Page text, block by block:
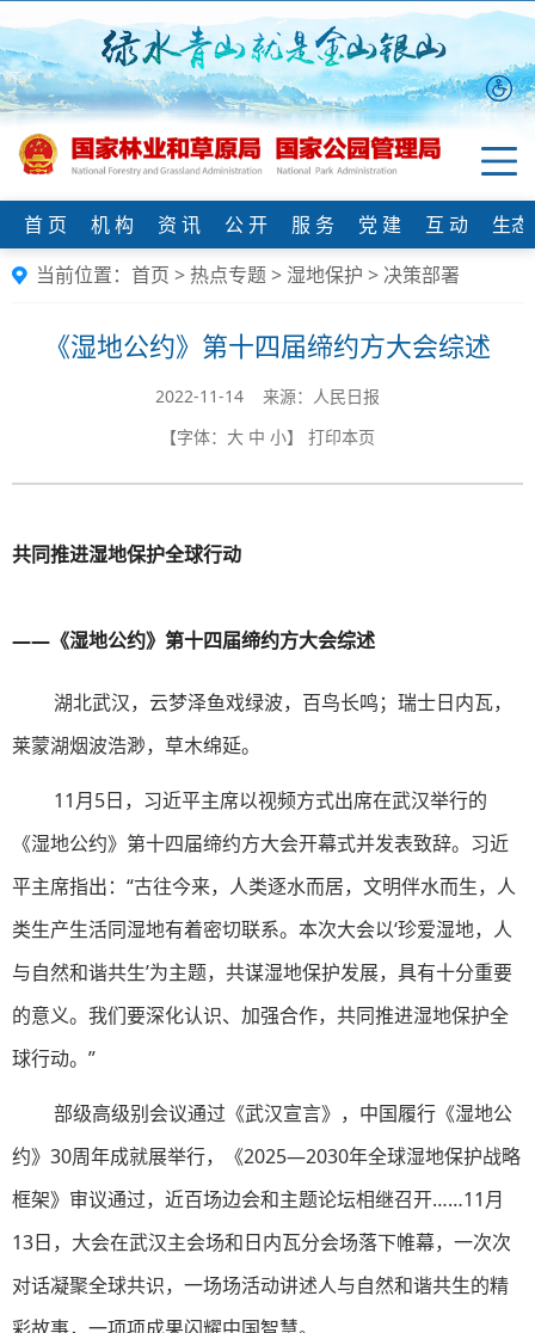
首 页 机 构 资 讯 公 开 服 务 党 建 互 动
生
当前位置： 首页 > 热点专题> 湿地保护 > 决策部署
《湿地公约》第十四届缔约方大会综述
2022-11-14 来源：人民日报
【字体： 大 中 小】 打印本页
共同推进湿地保护全球行动
——《湿地公约》第十四届缔约方大会综述
湖北武汉，云梦泽鱼戏绿波，百鸟长鸣；瑞士日内瓦，
莱蒙湖烟波浩渺，草木绵延。
11月5日，习近平主席以视频方式出席在武汉举行的
《湿地公约》第十四届缔约方大会开幕式并发表致辞。习近
平主席指出：“古往今来，人类逐水而居，文明伴水而生，人
类生产生活同湿地有着密切联系。本次大会以‘珍爱湿地，人
与自然和谐共生’为主题，共谋湿地保护发展，具有十分重要
的意义。我们要深化认识、加强合作，共同推进湿地保护全
球行动。”
部级高级别会议通过《武汉宣言》，中国履行《湿地公
约》30周年成就展举行，《2025—2030年全球湿地保护战略
框架》审议通过，近百场边会和主题论坛相继召开……11月
13日，大会在武汉主会场和日内瓦分会场落下帷幕，一次次
对话凝聚全球共识，一场场活动讲述人与自然和谐共生的精